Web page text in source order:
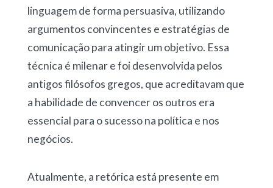
linguagem de forma persuasiva, utilizando
argumentos convincentes e estratégias de
comunicação para atingir um objetivo. Essa
técnica é milenar e foi desenvolvida pelos
antigos filósofos gregos, que acreditavam que
a habilidade de convencer os outros era
essencial para o sucesso na política e nos
negócios.
Atualmente, a retórica está presente em